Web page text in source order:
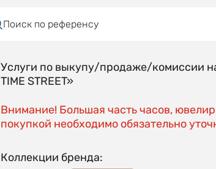
Поиск по референсу
Услуги по выкупу/продаже/комиссии на
TIME STREET»
Внимание! Большая часть часов,
покупкой необходимо обязательно
Коллекции бренда: